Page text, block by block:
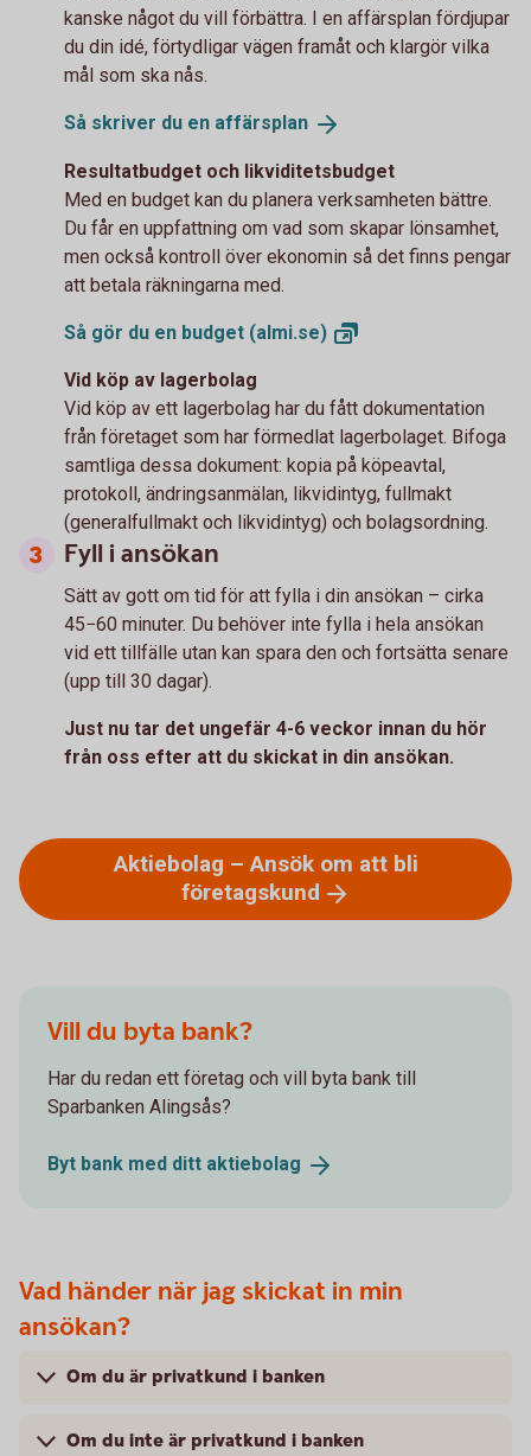
kanske något du vill förbättra. I en affärsplan fördjupar
du din idé, förtydligar vägen framåt och klargör vilka
mål som ska nås.
Så skriver du en affärsplan
Resultatbudget och likviditetsbudget
Med en budget kan du planera verksamheten bättre.
Du får en uppfattning om vad som skapar lönsamhet,
men också kontroll över ekonomin så det finns pengar
att betala räkningarna med.
Så gör du en budget (almi.se)
Vid köp av lagerbolag
Vid köp av ett lagerbolag har du fått dokumentation
från företaget som har förmedlat lagerbolaget. Bifoga
samtliga dessa dokument: kopia på köpeavtal,
protokoll, ändringsanmälan, likvidintyg, fullmakt
(generalfullmakt och likvidintyg) och bolagsordning.
Fyll i ansökan
Sätt av gott om tid för att fylla i din ansökan – cirka
45−60 minuter. Du behöver inte fylla i hela ansökan
vid ett tillfälle utan kan spara den och fortsätta senare
(upp till 30 dagar).
Just nu tar det ungefär 4-6 veckor innan du hör
från oss efter att du skickat in din ansökan.
Aktiebolag – Ansök om att bli
företagskund
Vill du byta bank?
Har du redan ett företag och vill byta bank till
Sparbanken Alingsås?
Byt bank med ditt aktiebolag
Vad händer när jag skickat in min
ansökan?
Om du är privatkund i banken
Om du inte är privatkund i banken